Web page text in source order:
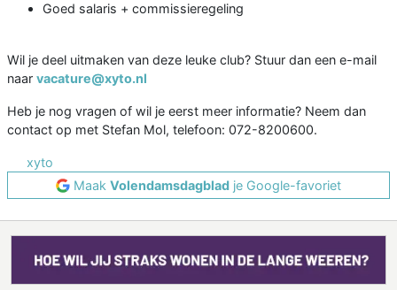
Goed salaris + commissieregeling
Wil je deel uitmaken van deze leuke club? Stuur dan een e-mail
naar vacature@xyto.nl
Heb je nog vragen of wil je eerst meer informatie? Neem dan
contact op met Stefan Mol, telefoon: 072-8200600.
xyto
Maak Volendamsdagblad je Google-favoriet